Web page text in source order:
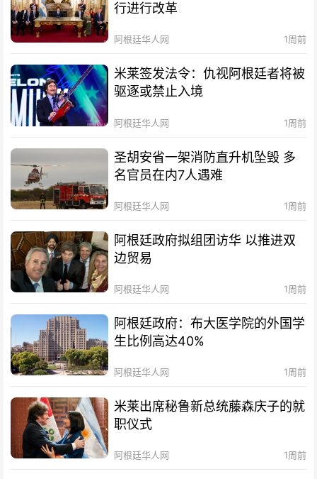
行进行改革
阿根廷华人网 1周前
米莱签发法令：仇视阿根廷者将被
驱逐或禁止入境
阿根廷华人网 1周前
圣胡安省一架消防直升机坠毁 多
名官员在内7人遇难
阿根廷华人网 1周前
阿根廷政府拟组团访华 以推进双
边贸易
阿根廷华人网 1周前
阿根廷政府：布大医学院的外国学
生比例高达40%
阿根廷华人网 1周前
米莱出席秘鲁新总统藤森庆子的就
职仪式
阿根廷华人网 1周前